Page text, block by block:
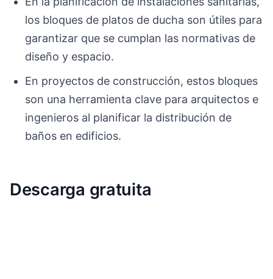
los bloques de platos de ducha son útiles para
garantizar que se cumplan las normativas de
diseño y espacio.
En proyectos de construcción, estos bloques
son una herramienta clave para arquitectos e
ingenieros al planificar la distribución de
baños en edificios.
Descarga gratuita